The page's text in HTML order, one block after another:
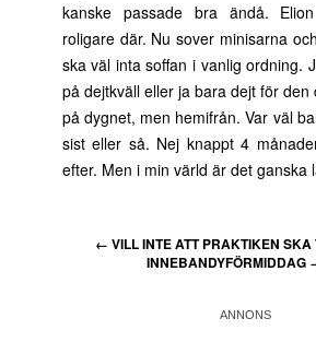
kanske passade bra ändå.
roligare där. Nu sover minisarna
ska väl inta soffan i vanlig ordning.
på dejtkväll eller ja bara dejt för den
på dygnet, men hemifrån. Var väl
sist eller så. Nej knappt 4
efter. Men i min värld är det ganska
← VILL INTE ATT PRAKTIKEN SKA
INNEBANDYFÖRMIDDAG